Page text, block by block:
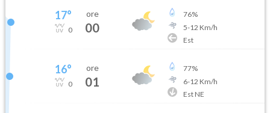
17°
0
ore
00
76%
5-12 Km/h
Est
16°
0
ore
01
77%
6-12 Km/h
Est NE